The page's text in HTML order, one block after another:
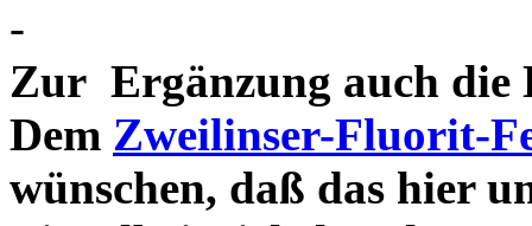
-
Zur Ergänzung auch die
Dem Zweilinser-Fluorit-
wünschen, daß das hier